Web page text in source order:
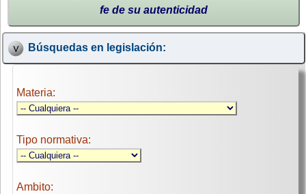
fe de su autenticidad
Búsquedas en legislación:
Materia:
Tipo normativa:
Ambito: